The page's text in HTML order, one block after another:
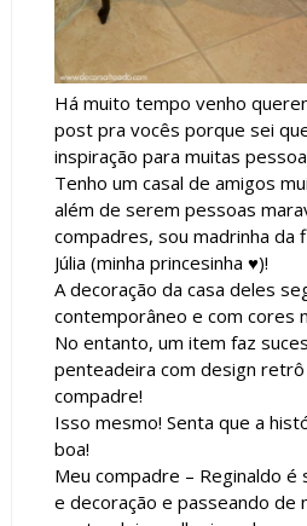
Há muito tempo venho
post pra vocês porque sei
inspiração para muitas
Tenho um casal de amigos
além de serem pessoas
compadres, sou madrinha da
Júlia (minha princesinha ♥)!
A decoração da casa deles
contemporâneo e com cores
No entanto, um item faz
penteadeira com design
compadre!
Isso mesmo! Senta que a
boa!
Meu compadre – Reginaldo é
e decoração e passeando de